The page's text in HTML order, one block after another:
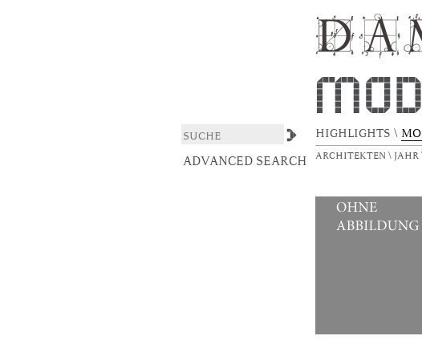
Einsteinturm (Kopie DAM)
HIGHLIGHTS \
ARCHITEKTEN \ JAHR
ADVANCED SEARCH